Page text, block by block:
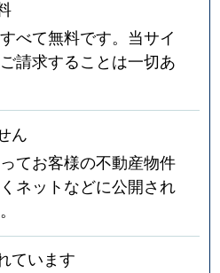
べて無料です。当サイ
請求することは一切あ
ん
てお客様の不動産物件
ネットなどに公開され
ています